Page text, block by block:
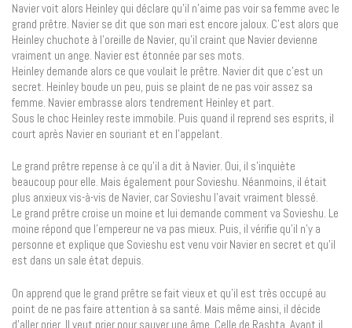
Navier voit alors Heinley qui déclare qu’il n’aime pas voir sa femme avec le
grand prêtre. Navier se dit que son mari est encore jaloux. C’est alors que
Heinley chuchote à l’oreille de Navier, qu’il craint que Navier devienne
vraiment un ange. Navier est étonnée par ses mots.
Heinley demande alors ce que voulait le prêtre. Navier dit que c’est un
secret. Heinley boude un peu, puis se plaint de ne pas voir assez sa
femme. Navier embrasse alors tendrement Heinley et part.
Sous le choc Heinley reste immobile. Puis quand il reprend ses esprits, il
court après Navier en souriant et en l’appelant.
Le grand prêtre repense à ce qu’il a dit à Navier. Oui, il s’inquiète
beaucoup pour elle. Mais également pour Sovieshu. Néanmoins, il était
plus anxieux vis-à-vis de Navier, car Sovieshu l’avait vraiment blessé.
Le grand prêtre croise un moine et lui demande comment va Sovieshu. Le
moine répond que l’empereur ne va pas mieux. Puis, il vérifie qu’il n’y a
personne et explique que Sovieshu est venu voir Navier en secret et qu’il
est dans un sale état depuis.
On apprend que le grand prêtre se fait vieux et qu’il est très occupé au
point de ne pas faire attention à sa santé. Mais même ainsi, il décide
d’aller prier. Il veut prier pour sauver une âme. Celle de Rashta. Avant il